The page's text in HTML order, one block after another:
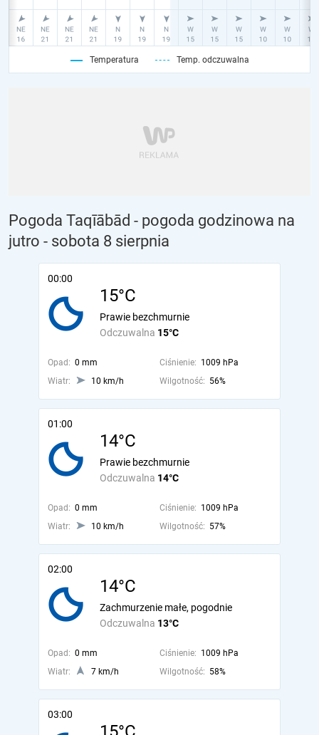
Temperatura Temp. odczuwalna
Pogoda Taqīābād - pogoda godzinowa na
jutro - sobota 8 sierpnia
00:00
15°C
Odczuwalna 15°C
Prawie bezchmurnie
Opad: 0 mm Ciśnienie: 1009 hPa
Wiatr:
10 km/h Wilgotność: 56%
01:00
14°C
Odczuwalna 14°C
Prawie bezchmurnie
Opad: 0 mm Ciśnienie: 1009 hPa
Wiatr:
10 km/h Wilgotność: 57%
02:00
14°C
Odczuwalna 13°C
Zachmurzenie małe, pogodnie
Opad: 0 mm Ciśnienie: 1009 hPa
Wiatr:
7 km/h Wilgotność: 58%
03:00